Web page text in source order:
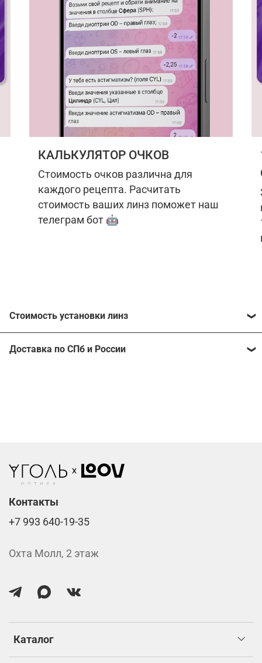
КАЛЬКУЛЯТОР ОЧКОВ
Стоимость очков различна для
каждого рецепта. Расчитать
стоимость ваших линз поможет наш
телеграм бот 🤖
Стоимость установки линз
Расчитать стоимость ваших линз поможет
Стоимость указана за две линзы вместе с
изготовлением.
Доставка по СПб и России
Каталог
Контакты
+7 993 640-19-35
Охта Молл, 2 этаж